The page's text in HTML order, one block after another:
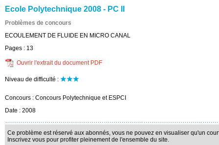
Ecole Polytechnique 2008 - PC II
Problèmes de concours
ECOULEMENT DE FLUIDE EN MICRO CANAL
Pages : 13
Ouvrir l'extrait du document PDF
Niveau de difficulté :
Concours : Concours Polytechnique et ESPCI
Date : 2008
Ce problème est réservé aux abonnés, vous ne pouvez en visualiser qu'un
Inscrivez vous pour profiter pleinement de l'ensemble du site.